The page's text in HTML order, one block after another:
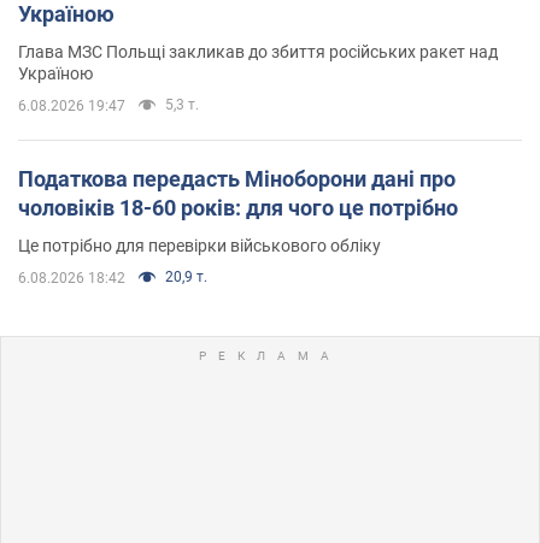
Україною
Глава МЗС Польщі закликав до збиття російських ракет над
Україною
6.08.2026 19:47 5,3 т.
Податкова передасть Міноборони дані про
чоловіків 18-60 років: для чого це потрібно
Це потрібно для перевірки військового обліку
6.08.2026 18:42 20,9 т.